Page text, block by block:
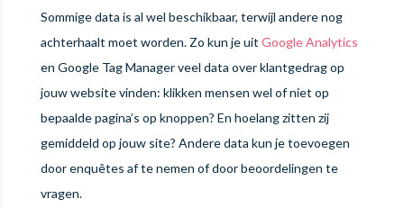
Sommige data is al wel beschikbaar, terwijl andere nog
achterhaalt moet worden. Zo kun je uit Google Analytics
en Google Tag Manager veel data over klantgedrag op
jouw website vinden: klikken mensen wel of niet op
bepaalde pagina’s op knoppen? En hoelang zitten zij
gemiddeld op jouw site? Andere data kun je toevoegen
door enquêtes af te nemen of door beoordelingen te
vragen.